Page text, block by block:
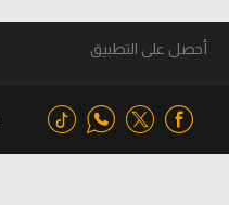
أحصل على التطبيق